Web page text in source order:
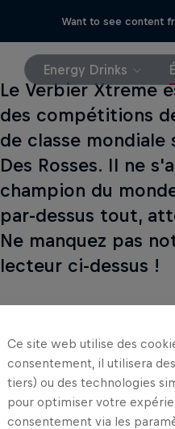
Want to see content
Energy Drinks
Le Verbier Xtreme
des compétitions
de classe
Des Rosses. Il ne
champion du
par-dessus tout,
Ne manquez pas
lecteur ci-dessus !
Ce site web utilise des
consentement, il utilisera
tiers) ou des technologies
pour optimiser votre
consentement via les